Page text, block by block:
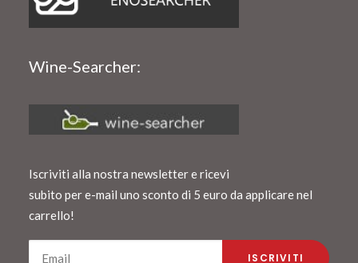
Wine-Searcher:
Iscriviti alla nostra newsletter e ricevi
subito per e-mail uno sconto di 5 euro da applicare nel
carrello!